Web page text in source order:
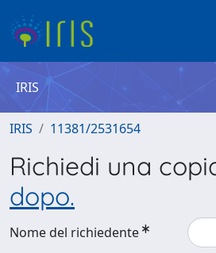
IRIS
IRIS 11381/2531654
Richiedi una
dopo.
Nome del richiedente